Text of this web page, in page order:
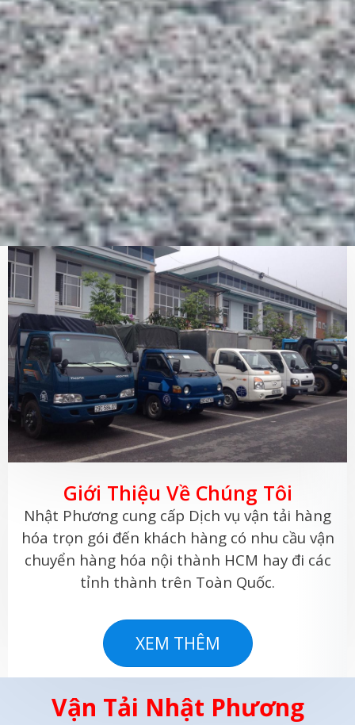
Giới Thiệu Về Chúng Tôi
Nhật Phương cung cấp Dịch vụ vận tải hàng
hóa trọn gói đến khách hàng có nhu cầu vận
chuyển hàng hóa nội thành HCM hay đi các
tỉnh thành trên Toàn Quốc.
XEM THÊM
Vận Tải Nhật Phương